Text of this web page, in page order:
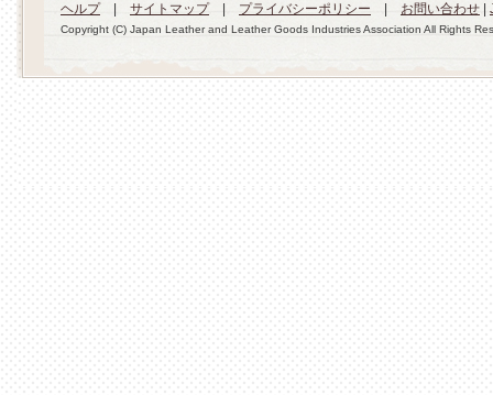
ヘルプ| サイトマップ| プライバシーポリシー お問い合わせ
Copyright (C) Japan Leather and Leather Goods Industries Association All Rights